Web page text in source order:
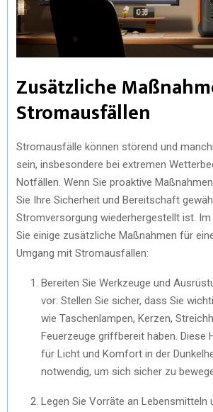
Zusätzliche
Stromausfällen
Stromausfälle können störend und
sein, insbesondere bei extremen
Notfällen. Wenn Sie proaktive
Sie Ihre Sicherheit und Bereitschaft
Stromversorgung wiederhergestellt ist. Im
Sie einige zusätzliche Maßnahmen für
Umgang mit Stromausfällen:
Bereiten Sie Werkzeuge und
vor: Stellen Sie sicher, dass Sie
wie Taschenlampen, Kerzen,
Feuerzeuge griffbereit haben. Diese
für Licht und Komfort in der
notwendig, um sich sicher zu
Legen Sie Vorräte an Lebensmitteln